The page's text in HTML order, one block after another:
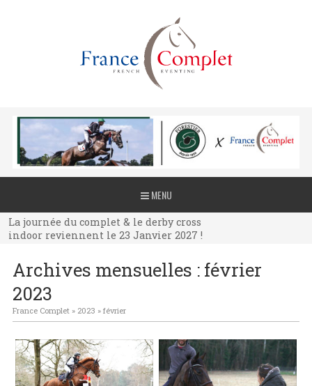
MENU
La journée du complet & le derby cross
indoor reviennent le 23 Janvier 2027 !
La journée du complet & le derby cross
indoor reviennent le 23 Janvier 2027 !
indoor reviennent le 23 Janvier 2027 !
Archives mensuelles : février
2023
France Complet» 2023 » février